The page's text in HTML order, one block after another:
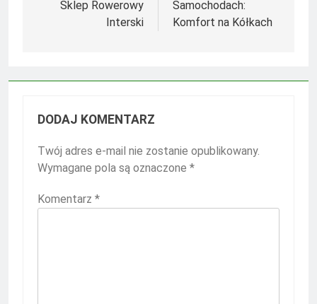
Sklep Rowerowy
Interski
Samochodach:
Komfort na Kółkach
DODAJ KOMENTARZ
Twój adres e-mail nie zostanie opublikowany.
Wymagane pola są oznaczone *
Komentarz *